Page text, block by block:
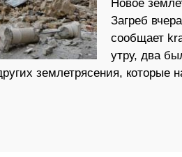
Новое
Загреб
сообщает
утру, два
землетрясения,